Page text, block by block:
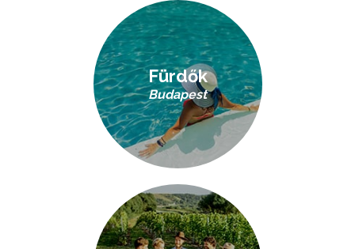
Fürdők
Budapest